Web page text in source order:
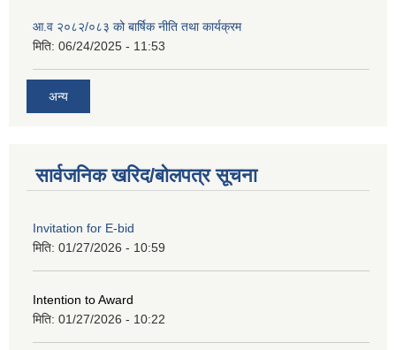
आ.व २०८२/०८३ को बार्षिक नीति तथा कार्यक्रम
मिति: 06/24/2025 - 11:53
अन्य
सार्वजनिक खरिद/बोलपत्र सूचना
Invitation for E-bid
मिति: 01/27/2026 - 10:59
Intention to Award
मिति: 01/27/2026 - 10:22